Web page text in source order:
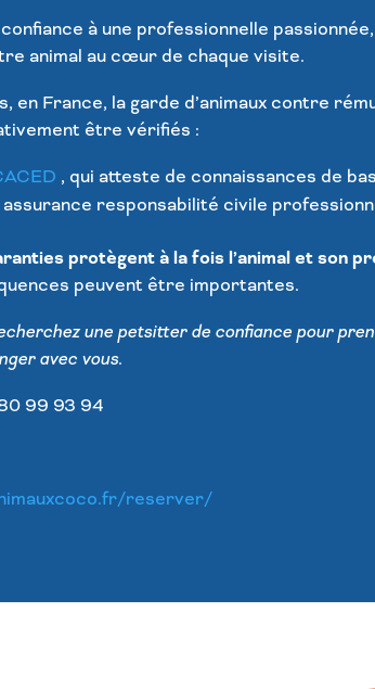
à une professionnelle
animal au cœur de chaque visite.
en France, la garde d’animaux contre
être vérifiés :
, qui atteste de connaissances de
assurance responsabilité civile
protègent à la fois l’animal et son
peuvent être importantes.
une petsitter de confiance pour
avec vous.
99 93 94
reserver/